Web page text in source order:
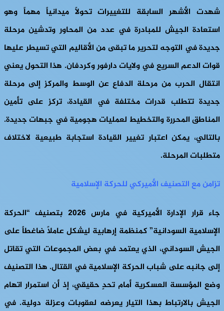
شهدت الأشهر السابقة للتغييرات تحولاً ميدانياً مهماً وهو
استعادة الجيش للمبادرة في عدد من المحاور وتدشين مرحلة
جديدة في التوجه لتحرير ما تبقى من الأقاليم التي تسيطر عليها
قوات الدعم السريع في ولايات دارفور وكردفان. هذا التحول يعني
انتقال الحرب من مرحلة الدفاع عن الوسط والمركز إلى مرحلة
جديدة تتطلب قدرات مختلفة في القيادة، تركز على تأمين
المناطق المحررة والتخطيط لعمليات هجومية في جبهات جديدة.
بالتالي، يمكن اعتبار تغيير القيادة استجابة طبيعية لاختلاف
متطلبات المرحلة.
تزامن مع التصنيف الأميركي للحركة الإسلامية
جاء قرار الإدارة الأميركية في مارس 2026 بتصنيف “الحركة
الإسلامية السودانية” كمنظمة إرهابية ليشكل عاملاً ضاغطاً على
الجيش السوداني، الذي يعتمد في بعض المجموعات التي تقاتل
إلى جانبه على شباب الحركة الإسلامية في القتال. هذا التصنيف
وضع المؤسسة العسكرية أمام تحدٍ حقيقي، إذ أن استمرار اتهام
الجيش بالارتباط بهذا التيار يعرضه لعقوبات وعزلة دولية. في